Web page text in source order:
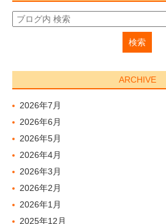
ARCHIVE
2026年7月
2026年6月
2026年5月
2026年4月
2026年3月
2026年2月
2026年1月
2025年12月